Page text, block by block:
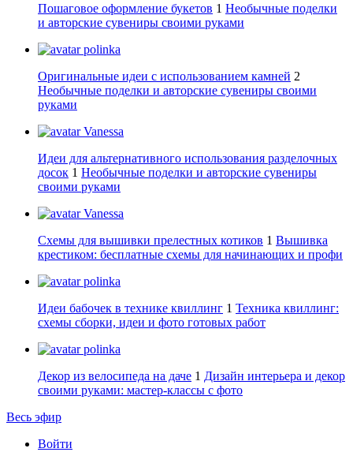
Пошаговое оформление букетов 1 Необычные поделки
и авторские сувениры своими руками
polinka
Оригинальные идеи с использованием камней 2
Необычные поделки и авторские сувениры своими
руками
Vanessa
Идеи для альтернативного использования разделочных
досок 1 Необычные поделки и авторские сувениры
своими руками
Vanessa
Схемы для вышивки прелестных котиков 1 Вышивка
крестиком: бесплатные схемы для начинающих и профи
polinka
Идеи бабочек в технике квиллинг 1 Техника квиллинг:
схемы сборки, идеи и фото готовых работ
polinka
Декор из велосипеда на даче 1 Дизайн интерьера и декор
своими руками: мастер-классы с фото
Весь эфир
Войти